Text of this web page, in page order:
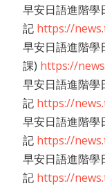
早安日語進階學
記 https://
早安日語進階學
課) https://
早安日語進階學
記 https://
早安日語進階學
記 https://
早安日語進階學
記 https://